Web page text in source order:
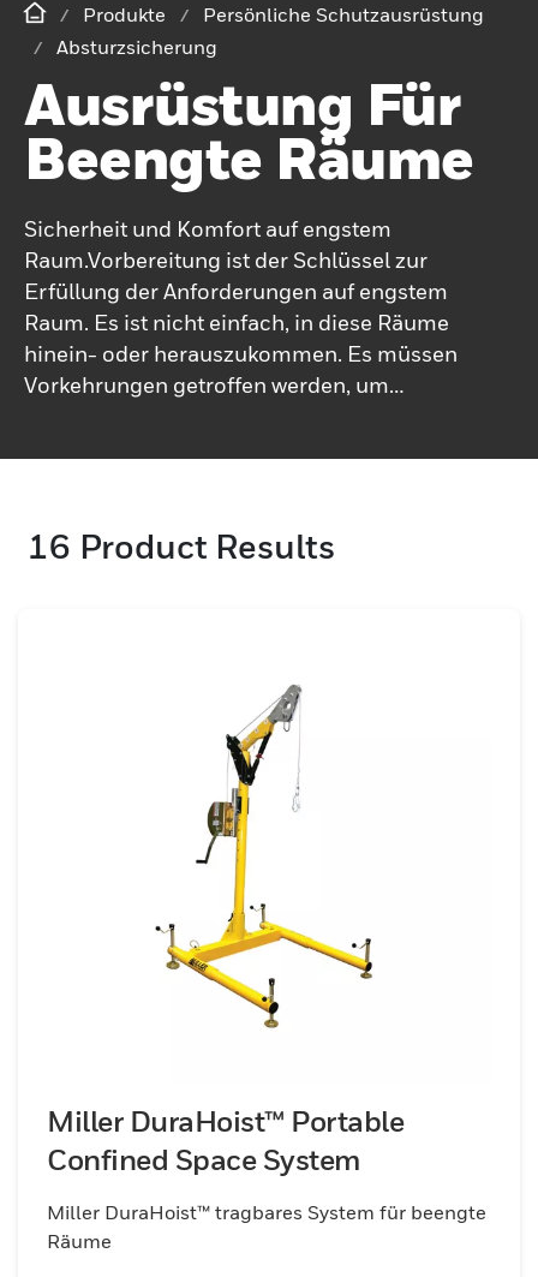
Produkte
Persönliche Schutzausrüstung
Absturzsicherung
Ausrüstung Für
Beengte Räume
Sicherheit und Komfort auf engstem
Raum.Vorbereitung ist der Schlüssel zur
Erfüllung der Anforderungen auf engstem
Raum. Es ist nicht einfach, in diese Räume
hinein- oder herauszukommen. Es müssen
Vorkehrungen getroffen werden, um
transportieren und schnell zu installieren
16 Product Results
Miller DuraHoist™ Portable
Confined Space System
Miller DuraHoist™ tragbares System für beengte
Räume